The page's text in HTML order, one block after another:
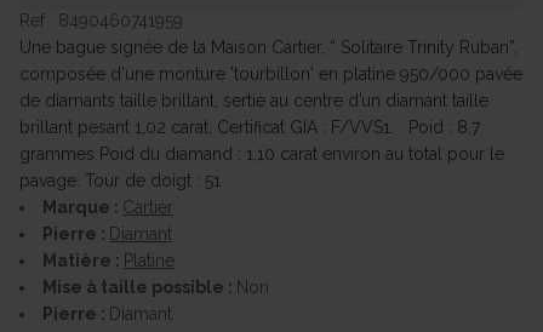
Ref : 8490460741959
Une bague signée de la Maison Cartier, “ Solitaire Trinity Ruban”,
composée d'une monture 'tourbillon' en platine 950/000 pavée
de diamants taille brillant, sertie au centre d’un diamant taille
brillant pesant 1,02 carat. Certificat GIA : F/VVS1. Poid : 8,7
grammes Poid du diamand : 1,10 carat environ au total pour le
pavage. Tour de doigt : 51
Marque : Cartier
Pierre : Diamant
Matière : Platine
Mise à taille possible : Non
Pierre : Diamant